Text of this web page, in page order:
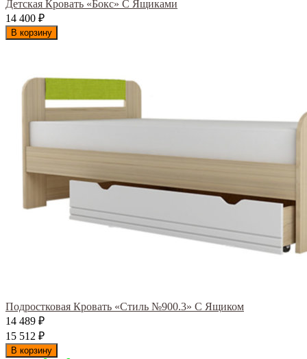
Детская Кровать «Бокс» С Ящиками
14 400 ₽
В корзину
Подростковая Кровать «Стиль №900.3» С Ящиком
14 489 ₽
15 512 ₽
В корзину